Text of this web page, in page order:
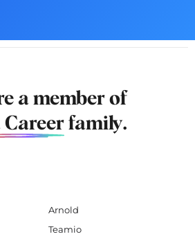
a member of
family.
Arnold
Teamio